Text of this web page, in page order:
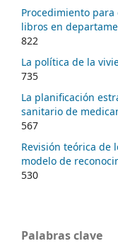
Procedimiento
libros en
822
La política de la
735
La planificación
sanitario de
567
Revisión teórica de
modelo de
530
Palabras clave